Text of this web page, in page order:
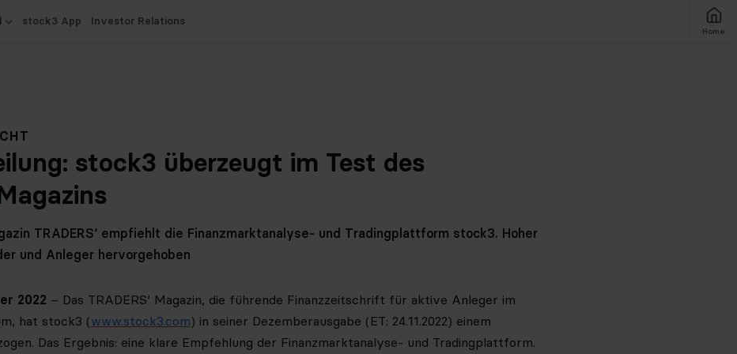
stock3 App Investor Relations
Home
stock3 überzeugt im Test des
TRADERS‘ empfiehlt die Finanzmarktanalyse- und Tradingplattform stock3. Hoher
und Anleger hervorgehoben
2022 – Das TRADERS‘ Magazin, die führende Finanzzeitschrift für aktive Anleger im
hat stock3 (www.stock3.com) in seiner Dezemberausgabe (ET: 24.11.2022) einem
Das Ergebnis: eine klare Empfehlung der Finanzmarktanalyse- und Tradingplattform.